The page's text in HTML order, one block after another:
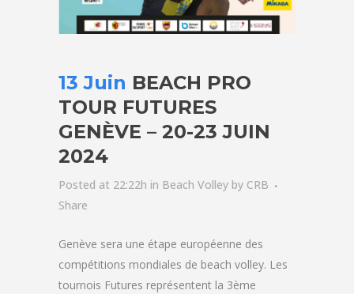
13 Juin BEACH PRO
TOUR FUTURES
GENÈVE – 20-23 JUIN
2024
Posted at 22:22h in Beach Volley by CRB
Share
Genève sera une étape européenne des
compétitions mondiales de beach volley. Les
tournois Futures représentent la 3ème